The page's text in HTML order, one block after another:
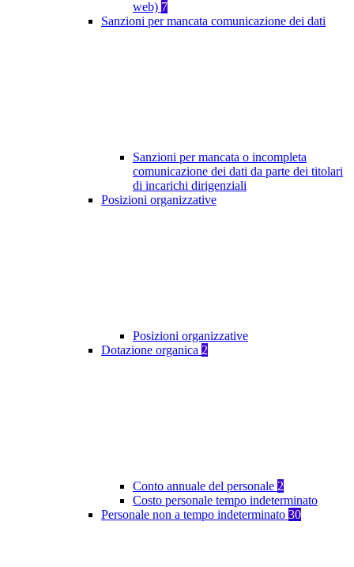
web) 7
Sanzioni per mancata comunicazione dei dati
Sanzioni per mancata o incompleta
comunicazione dei dati da parte dei titolari
di incarichi dirigenziali
Posizioni organizzative
Posizioni organizzative
Dotazione organica 2
Conto annuale del personale 2
Costo personale tempo indeterminato
Personale non a tempo indeterminato 30